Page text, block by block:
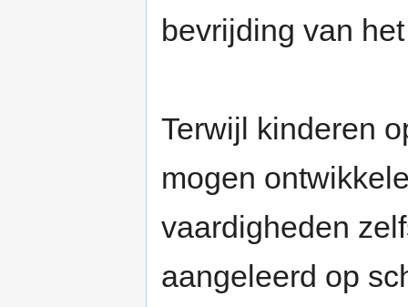
bevrijding van
Terwijl kinderen
mogen
vaardigheden
aangeleerd op